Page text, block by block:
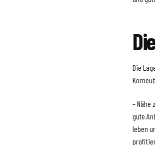
Die
– Nähe
gute
leben